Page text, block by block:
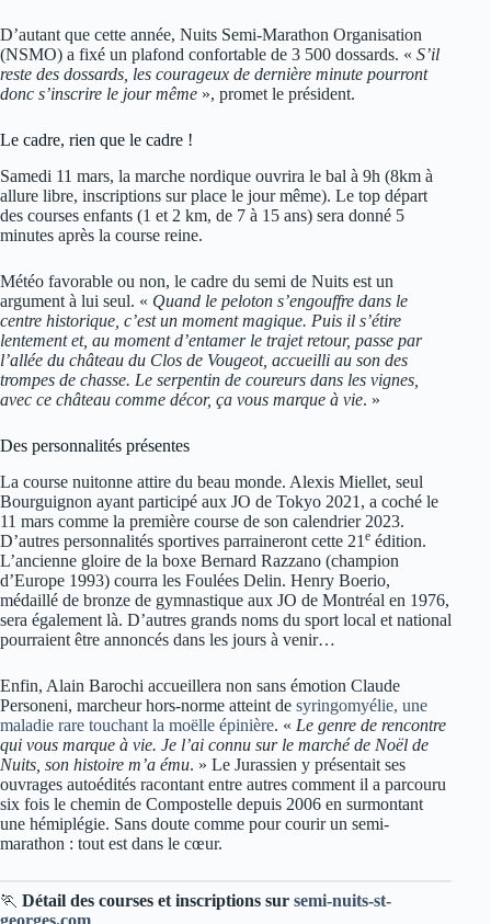
D’autant que cette année, Nuits Semi-Marathon Organisation
(NSMO) a fixé un plafond confortable de 3 500 dossards. « S’il
reste des dossards, les courageux de dernière minute pourront
donc s’inscrire le jour même », promet le président.
Le cadre, rien que le cadre !
Samedi 11 mars, la marche nordique ouvrira le bal à 9h (8km à
allure libre, inscriptions sur place le jour même). Le top départ
des courses enfants (1 et 2 km, de 7 à 15 ans) sera donné 5
minutes après la course reine.
Météo favorable ou non, le cadre du semi de Nuits est un
argument à lui seul. « Quand le peloton s’engouffre dans le
centre historique, c’est un moment magique. Puis il s’étire
lentement et, au moment d’entamer le trajet retour, passe par
l’allée du château du Clos de Vougeot, accueilli au son des
trompes de chasse. Le serpentin de coureurs dans les vignes,
avec ce château comme décor, ça vous marque à vie. »
Des personnalités présentes
La course nuitonne attire du beau monde. Alexis Miellet, seul
Bourguignon ayant participé aux JO de Tokyo 2021, a coché le
11 mars comme la première course de son calendrier 2023.
D’autres personnalités sportives parraineront cette 21 e édition.
L’ancienne gloire de la boxe Bernard Razzano (champion
d’Europe 1993) courra les Foulées Delin. Henry Boerio,
médaillé de bronze de gymnastique aux JO de Montréal en 1976,
sera également là. D’autres grands noms du sport local et national
pourraient être annoncés dans les jours à venir…
Enfin, Alain Barochi accueillera non sans émotion Claude
Personeni, marcheur hors-norme atteint de syringomyélie, une
maladie rare touchant la moëlle épinière. « Le genre de rencontre
qui vous marque à vie. Je l’ai connu sur le marché de Noël de
Nuits, son histoire m’a ému. » Le Jurassien y présentait ses
ouvrages autoédités racontant entre autres comment il a parcouru
six fois le chemin de Compostelle depuis 2006 en surmontant
une hémiplégie. Sans doute comme pour courir un semi-
marathon : tout est dans le cœur.
🏃 Détail des courses et inscriptions sur semi-nuits-st-
georges.com